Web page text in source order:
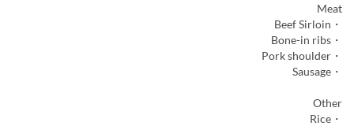
Meat
・Beef Sirloin
・Bone-in ribs
・Pork shoulder
・Sausage
Other
・Rice